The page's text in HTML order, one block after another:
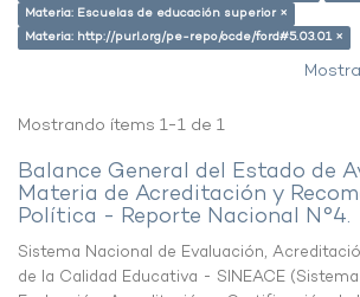
Materia: Escuelas de educación superior ×
Materia: http://purl.org/pe-repo/ocde/ford#5.03.01 ×
Mostrando ítems 1-1 de 1
Balance General del Estado de
Materia de Acreditación y
Política - Reporte Nacional N°4.
Sistema Nacional de Evaluación,
de la Calidad Educativa - SINEACE (